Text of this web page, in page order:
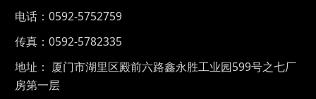
电话：0592-5752759
传真：0592-5782335
地址： 厦门市湖里区殿前六路鑫永胜工业园599号之七厂
房第一层